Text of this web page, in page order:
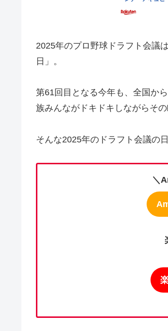
2025年のプロ野球ドラフト会議
日」。
第61回目となる今年も、全国か
族みんながドキドキしながらそ
そんな2025年のドラフト会議の
＼